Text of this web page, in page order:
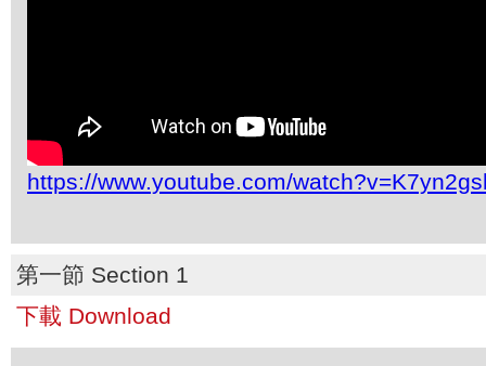
https://www.youtube.com/
第一節 Section 1
下載 Download